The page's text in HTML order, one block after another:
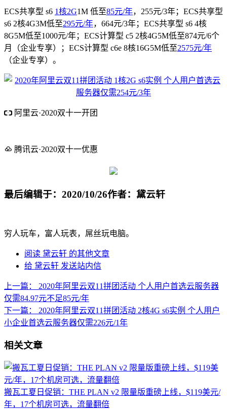
ECS共享型 s6 1核2G1M 低至85元/年，255元/3年；ECS共享型
s6 2核4G3M低至295元/年，664元/3年；ECS共享型 s6 4核
8G5M低至1000元/年；ECS计算型 c5 2核4G5M低至874元/6个
月（企业专享）；ECS计算型 c6e 8核16G5M低至2575元/年
（企业专享）。
阿里云·2020双十一开团
腾讯云·2020双十一优惠
最后编辑于：2020/10/26作者：黛云轩
穷人玩车，富人玩表，屌丝玩电脑。
阅读 黛云轩 的其他文章
给 黛云轩 发送站内信
上一篇：
2020年阿里云双11拼团活动 个人用户首选云服务器
仅需84.97元不足85元/年
下一篇：
2020年阿里云双11拼团活动 2核4G s6实例 个人用户
小企业首选云服务器仅需226元/1年
相关文章
搬瓦工夏日促销：THE PLAN v2 限量版重磅上线，$119美元/
年，17个机房可选，流量翻倍